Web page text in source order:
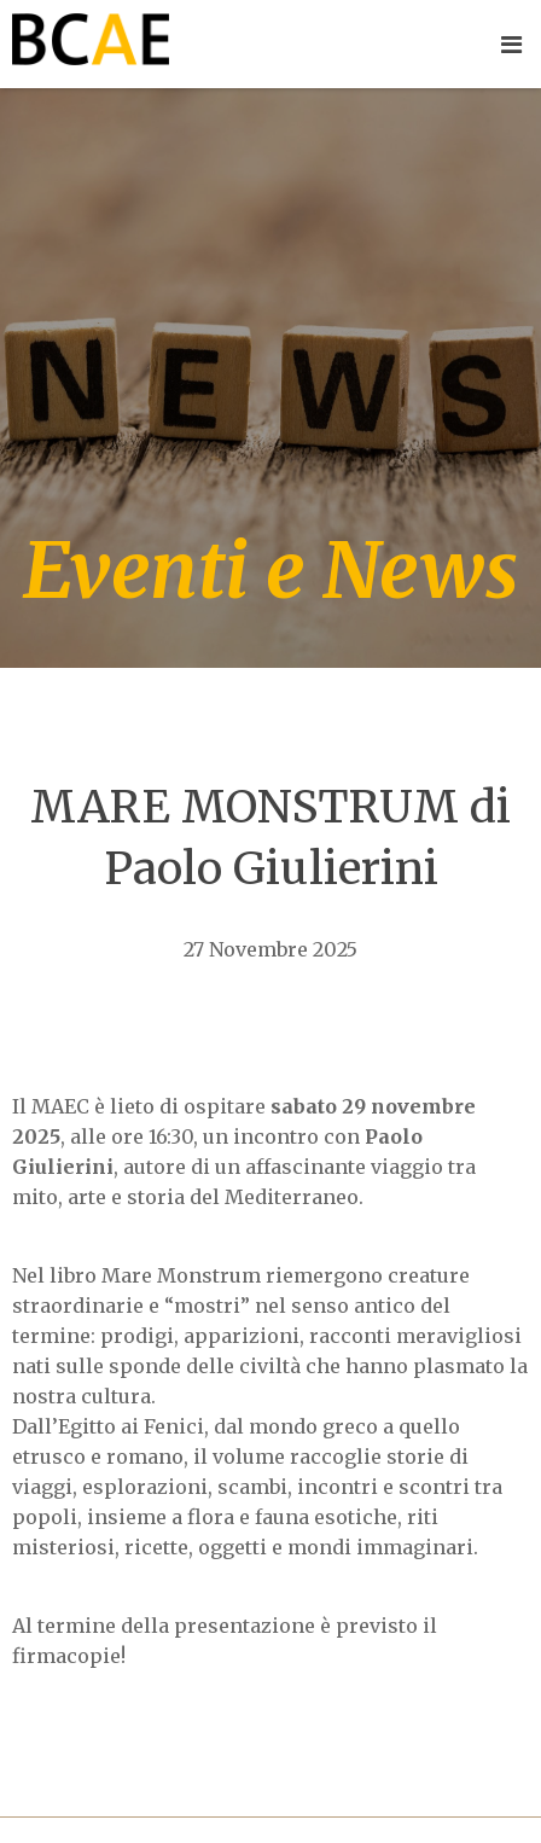
Eventi e News
MARE MONSTRUM di
Paolo Giulierini
27 Novembre 2025
Il MAEC è lieto di ospitare sabato 29 novembre
2025, alle ore 16:30, un incontro con Paolo
Giulierini, autore di un affascinante viaggio tra
mito, arte e storia del Mediterraneo.
Nel libro Mare Monstrum riemergono creature
straordinarie e “mostri” nel senso antico del
termine: prodigi, apparizioni, racconti meravigliosi
nati sulle sponde delle civiltà che hanno plasmato la
nostra cultura.
Dall’Egitto ai Fenici, dal mondo greco a quello
etrusco e romano, il volume raccoglie storie di
viaggi, esplorazioni, scambi, incontri e scontri tra
popoli, insieme a flora e fauna esotiche, riti
misteriosi, ricette, oggetti e mondi immaginari.
Al termine della presentazione è previsto il
firmacopie!